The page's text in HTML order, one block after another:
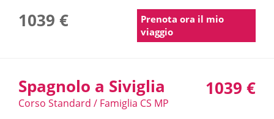
1039 €
Prenota ora il mio
viaggio
Spagnolo a Siviglia
Corso Standard / Famiglia CS MP
1039 €